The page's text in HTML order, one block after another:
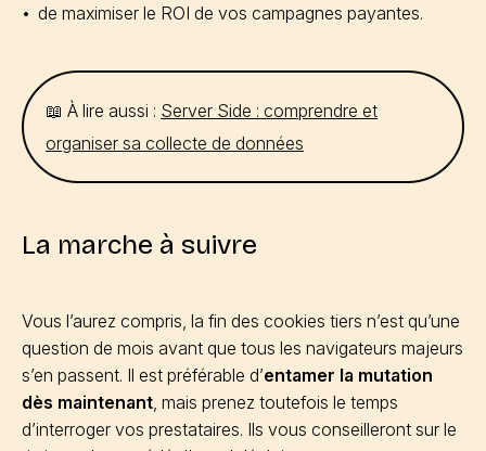
de maximiser le ROI de vos campagnes payantes.
📖 À lire aussi : Server Side : comprendre et
organiser sa collecte de données
La marche à suivre
Vous l’aurez compris, la fin des cookies tiers n’est qu’une
question de mois avant que tous les navigateurs majeurs
s’en passent. Il est préférable d’entamer la mutation
dès maintenant , mais prenez toutefois le temps
d’interroger vos prestataires. Ils vous conseilleront sur le